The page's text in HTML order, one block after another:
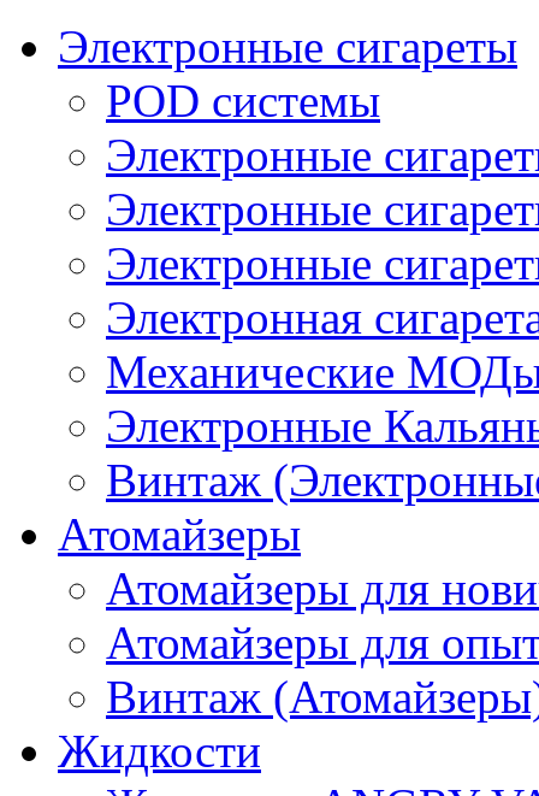
Электронные сигареты
POD системы
Электронные
Электронные
Электронные
Электронная
Механические
Электронные
Винтаж
Атомайзеры
Атомайзеры для
Атомайзеры для
Винтаж
Жидкости